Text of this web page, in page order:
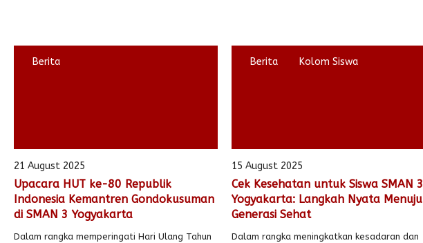
Berita
21 August 2025
Upacara HUT ke-80 Republik
Indonesia Kemantren Gondokusuman
di SMAN 3 Yogyakarta
Dalam rangka memperingati Hari Ulang Tahun
Berita Kolom Siswa
15 August 2025
Cek Kesehatan untuk Siswa SMAN 3
Yogyakarta: Langkah Nyata Menuju
Generasi Sehat
Dalam rangka meningkatkan kesadaran dan